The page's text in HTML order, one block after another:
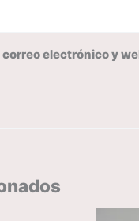
electrónico y